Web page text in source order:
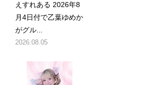
えすれある 2026年8
月4日付で乙葉ゆめか
がグル...
2026.08.05